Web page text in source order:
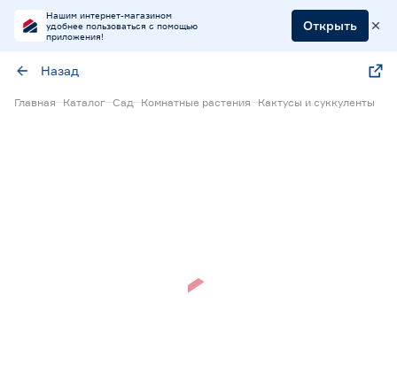
Нашим интернет-магазином
удобнее пользоваться с помощью
приложения!
Открыть
Назад
Главная Каталог Сад Комнатные растения Кактусы и суккуленты